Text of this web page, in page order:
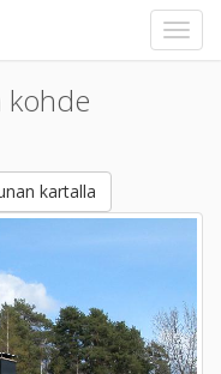
kohde
kartalla